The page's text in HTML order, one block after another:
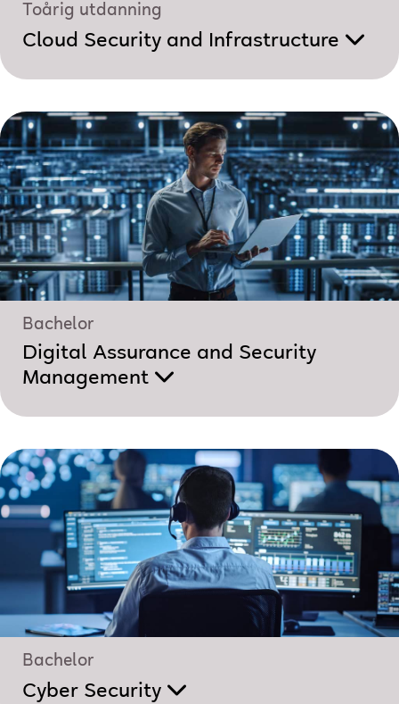
Toårig utdanning
Cloud Security and Infrastructure
Bachelor
Digital Assurance and Security
Management
Bachelor
Cyber Security